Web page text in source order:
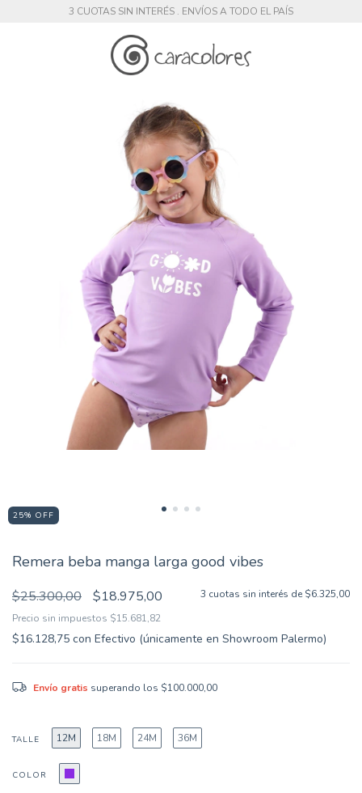
3 CUOTAS SIN INTERÉS . ENVÍOS A TODO EL PAÍS
25% OFF
Remera beba manga larga good vibes
$25.300,00 $18.975,00 3 cuotas sin interés de $6.325,00
Precio sin impuestos $15.681,82
$16.128,75 con Efectivo (únicamente en Showroom Palermo)
Envío gratis superando los $100.000,00
TALLE 12M 18M 24M 36M
COLOR